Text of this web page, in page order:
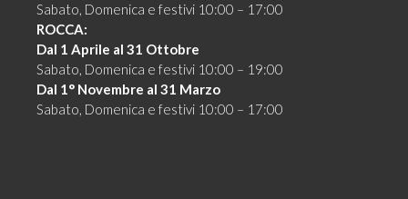
Sabato, Domenica e festivi 10:00 – 17:00
ROCCA:
Dal 1 Aprile al 31 Ottobre
Sabato, Domenica e festivi 10:00 – 19:00
Dal 1° Novembre al 31 Marzo
Sabato, Domenica e festivi 10:00 – 17:00